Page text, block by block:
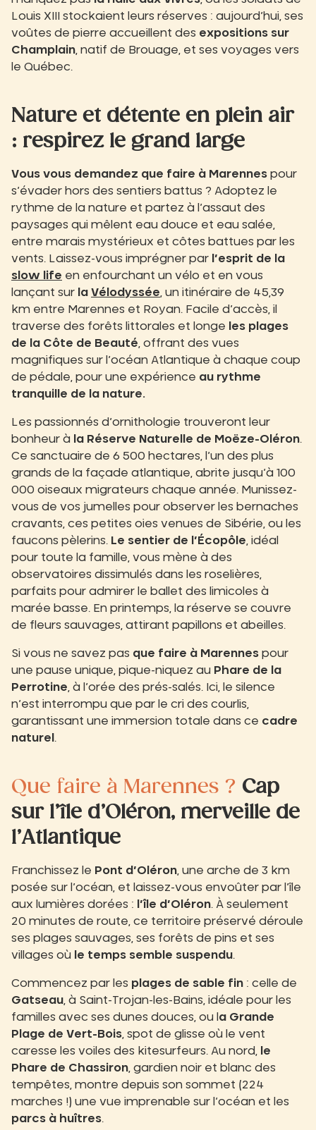
Louis XIII stockaient leurs réserves : aujourd’hui, ses
voûtes de pierre accueillent des expositions sur
Champlain , natif de Brouage, et ses voyages vers
le Québec.
Nature et détente en plein air
: respirez le grand large
Vous vous demandez que faire à Marennes pour
s’évader hors des sentiers battus ? Adoptez le
rythme de la nature et partez à l’assaut des
paysages qui mêlent eau douce et eau salée,
entre marais mystérieux et côtes battues par les
vents. Laissez-vous imprégner par l’esprit de la
slow life en enfourchant un vélo et en vous
lançant sur la Vélodyssée , un itinéraire de 45,39
km entre Marennes et Royan. Facile d’accès, il
traverse des forêts littorales et longe
les plages
de la Côte de Beauté , offrant des vues
magnifiques sur l’océan Atlantique à chaque coup
de pédale, pour une expérience au rythme
tranquille de la nature.
Les passionnés d’ornithologie trouveront leur
bonheur à
la Réserve Naturelle de Moëze-Oléron.
Ce sanctuaire de 6 500 hectares, l’un des plus
grands de la façade atlantique, abrite jusqu’à 100
000 oiseaux migrateurs chaque année. Munissez-
vous de vos jumelles pour observer les bernaches
cravants, ces petites oies venues de Sibérie, ou les
faucons pèlerins. Le sentier de l’Écopôle , idéal
pour toute la famille, vous mène à des
observatoires dissimulés dans les roselières,
parfaits pour admirer le ballet des limicoles à
marée basse. En printemps, la réserve se couvre
de fleurs sauvages, attirant papillons et abeilles.
Si vous ne savez pas que faire à Marennes pour
une pause unique, pique-niquez au Phare de la
Perrotine , à l’orée des prés-salés. Ici, le silence
n’est interrompu que par le cri des courlis,
garantissant une immersion totale dans ce cadre
naturel .
Que faire à Marennes ? Cap
sur l’île d’Oléron, merveille de
l’Atlantique
Franchissez le Pont d’Oléron , une arche de 3 km
posée sur l’océan, et laissez-vous envoûter par l’île
aux lumières dorées :
l’île d’Oléron. À seulement
20 minutes de route, ce territoire préservé déroule
ses plages sauvages, ses forêts de pins et ses
villages où
le temps semble suspendu.
Commencez par les plages de sable fin : celle de
Gatseau , à Saint-Trojan-les-Bains, idéale pour les
familles avec ses dunes douces, ou l a Grande
Plage de Vert-Bois , spot de glisse où le vent
caresse les voiles des kitesurfeurs. Au nord,
le
Phare de Chassiron , gardien noir et blanc des
tempêtes, montre depuis son sommet (224
marches !) une vue imprenable sur l’océan et les
parcs à huîtres.